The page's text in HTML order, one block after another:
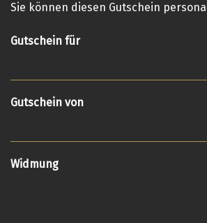
Sie können diesen Gutschein
Gutschein für
Gutschein von
Widmung